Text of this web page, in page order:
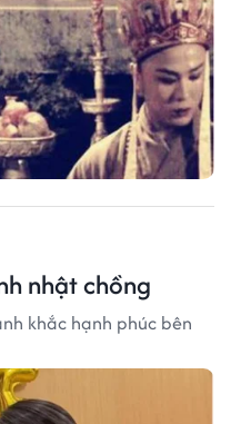
nhật chồng
khắc hạnh phúc bên